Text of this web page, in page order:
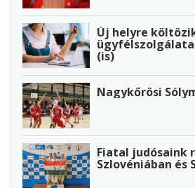
Új helyre
(is)
Nagykőrösi
Fiatal judósaink
Szlovéniában és